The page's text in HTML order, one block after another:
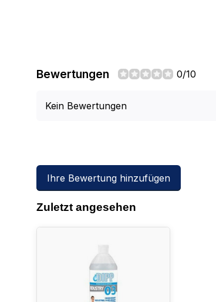
Bewertungen 0/10
Kein Bewertungen
Ihre Bewertung hinzufügen
Zuletzt angesehen